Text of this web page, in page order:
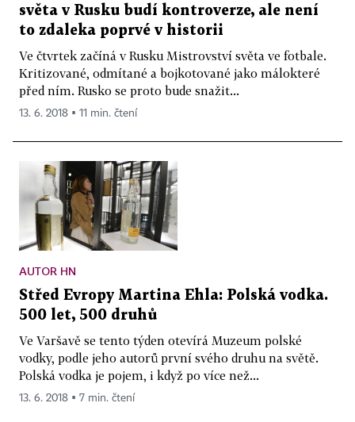
světa v Rusku budí kontroverze, ale není
to zdaleka poprvé v historii
Ve čtvrtek začíná v Rusku Mistrovství světa ve fotbale.
Kritizované, odmítané a bojkotované jako málokteré
před ním. Rusko se proto bude snažit...
13. 6. 2018 ▪ 11 min. čtení
AUTOR HN
Střed Evropy Martina Ehla: Polská vodka.
500 let, 500 druhů
Ve Varšavě se tento týden otevírá Muzeum polské
vodky, podle jeho autorů první svého druhu na světě.
Polská vodka je pojem, i když po více než...
13. 6. 2018 ▪ 7 min. čtení